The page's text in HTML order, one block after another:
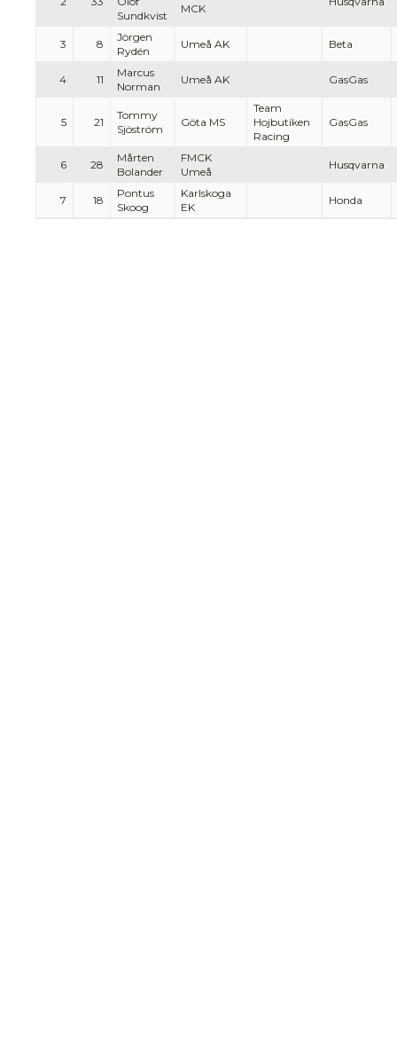
Sundkvist
MCK
3 8
Jörgen
Rydén
Umeå AK Beta
4 11
Marcus
Norman
Umeå AK GasGas
5 21
Tommy
Sjöström
Göta MS
Team
Hojbutiken
Racing
GasGas
6 28
Mårten
Bolander
FMCK
Umeå
Husqvarna
7 18
Pontus
Skoog
Karlskoga
EK
Honda